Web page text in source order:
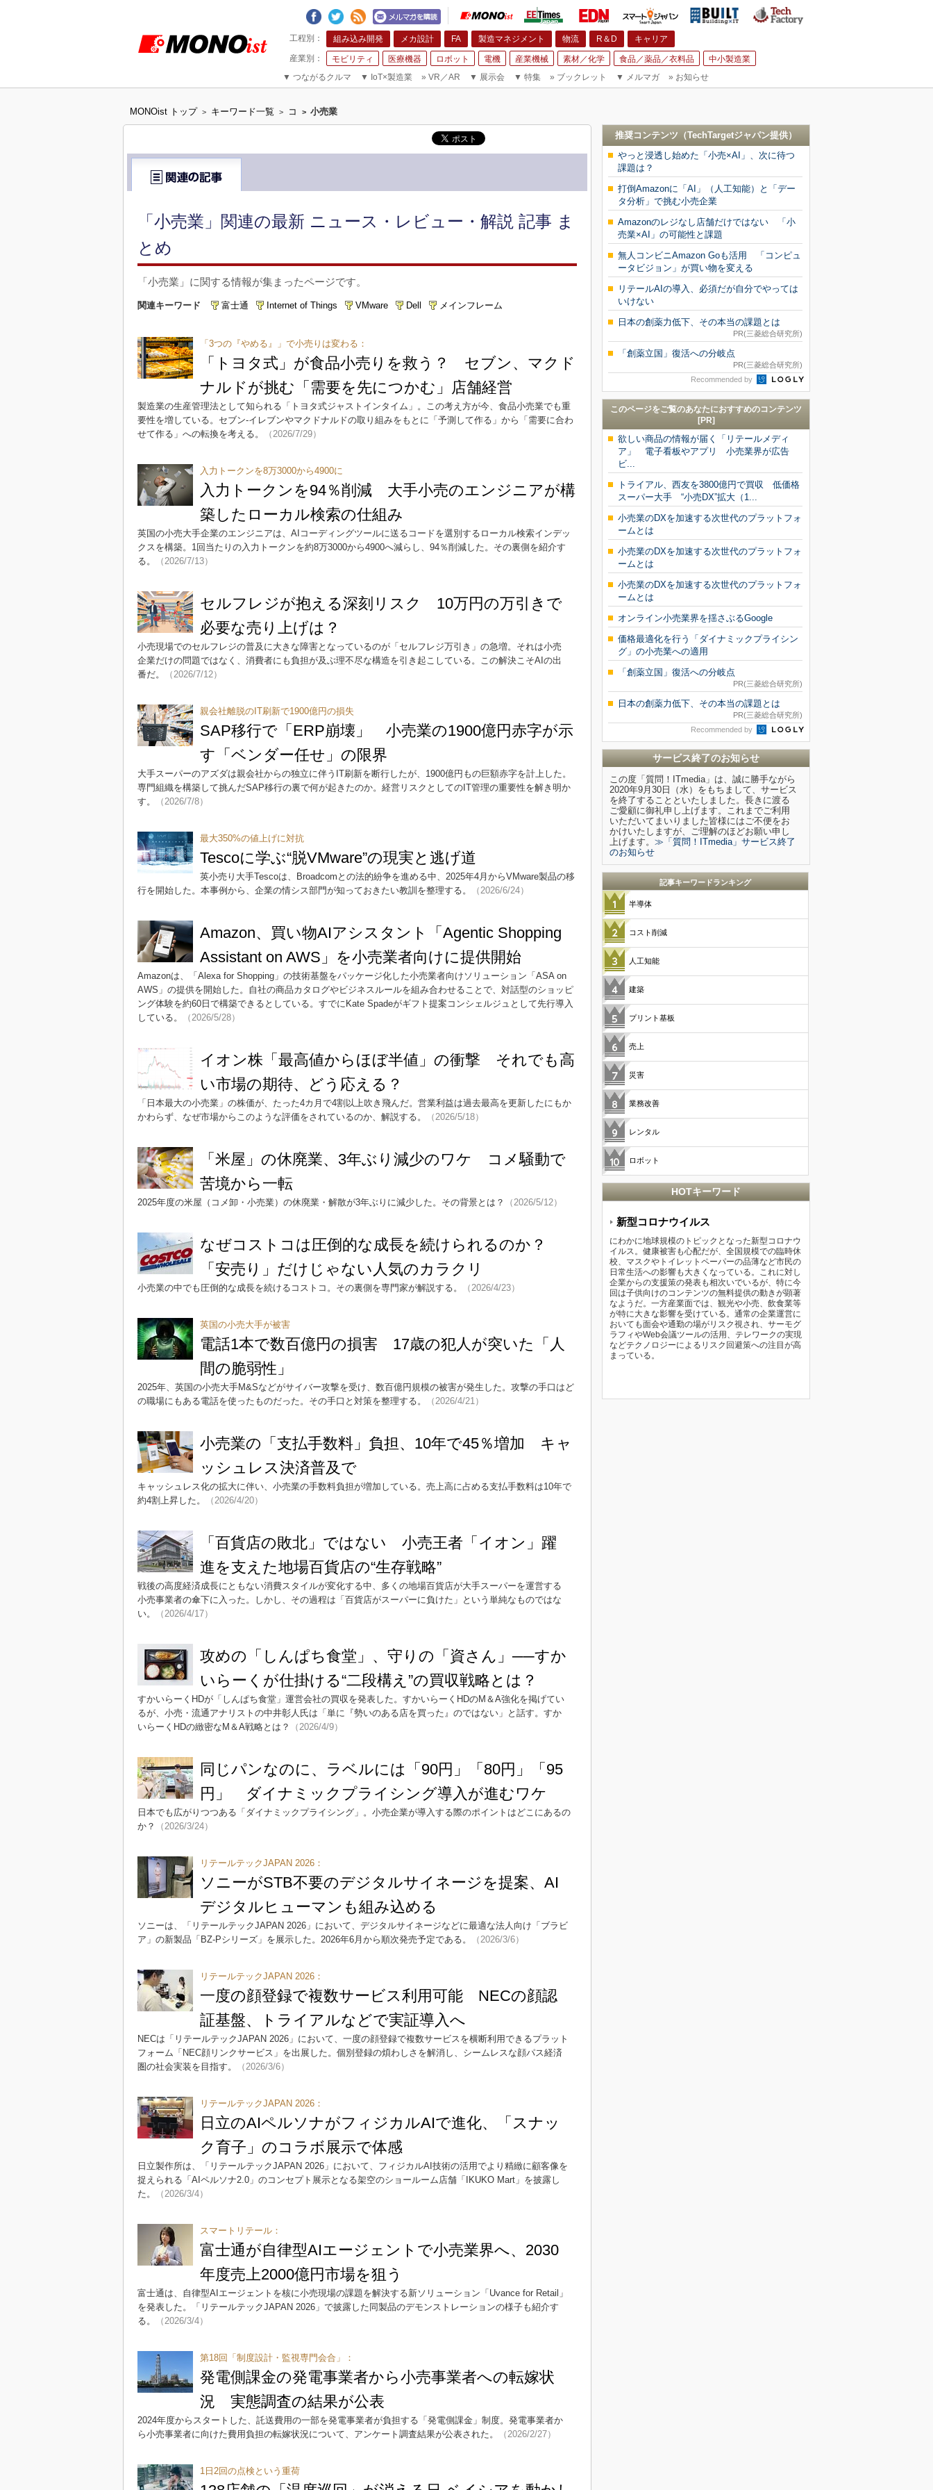
組み込み開発 メカ設計 FA 製造マネジメント 物流 R＆D キャリア
モビリティ 医療機器 ロボット 電機 産業機械 素材／化学 食品／薬品／衣料品
中小製造業
▼ つながるクルマ ▼ IoT×製造業 » VR／AR ▼ 展示会 ▼ 特集 » ブックレット ▼ メルマガ » お知らせ
MONOist トップ > キーワード一覧 > コ > 小売業
「小売業」関連の最新 ニュース・レビュー・解説 記事 ま
とめ
「小売業」に関する情報が集まったページです。
関連キーワード 富士通 Internet of Things VMware Dell メインフレーム
「3つの『やめる』」で小売りは変わる：
「トヨタ式」が食品小売りを救う？ セブン、マクド
ナルドが挑む「需要を先につかむ」店舗経営
製造業の生産管理法として知られる「トヨタ式ジャストインタイム」。この考え方が今、食品小売業でも重
要性を増している。セブン‐イレブンやマクドナルドの取り組みをもとに「予測して作る」から「需要に合わ
せて作る」への転換を考える。
（2026/7/29）
入力トークンを8万3000から4900に
入力トークンを94％削減 大手小売のエンジニアが構
築したローカル検索の仕組み
英国の小売大手企業のエンジニアは、AIコーディングツールに送るコードを選別するローカル検索インデッ
クスを構築。1回当たりの入力トークンを約8万3000から4900へ減らし、94％削減した。その裏側を紹介す
る。
（2026/7/13）
セルフレジが抱える深刻リスク 10万円の万引きで
必要な売り上げは？
小売現場でのセルフレジの普及に大きな障害となっているのが「セルフレジ万引き」の急増。それは小売
企業だけの問題ではなく、消費者にも負担が及ぶ理不尽な構造を引き起こしている。この解決こそAIの出
番だ。
（2026/7/12）
親会社離脱のIT刷新で1900億円の損失
SAP移行で「ERP崩壊」 小売業の1900億円赤字が示
す「ベンダー任せ」の限界
大手スーパーのアズダは親会社からの独立に伴うIT刷新を断行したが、1900億円もの巨額赤字を計上した。
専門組織を構築して挑んだSAP移行の裏で何が起きたのか。経営リスクとしてのIT管理の重要性を解き明か
す。
（2026/7/8）
最大350%の値上げに対抗
Tescoに学ぶ“脱VMware”の現実と逃げ道
英小売り大手Tescoは、Broadcomとの法的紛争を進める中、2025年4月からVMware製品の移
行を開始した。本事例から、企業の情シス部門が知っておきたい教訓を整理する。
（2026/6/24）
Amazon、買い物AIアシスタント「Agentic Shopping
Assistant on AWS」を小売業者向けに提供開始
Amazonは、「Alexa for Shopping」の技術基盤をパッケージ化した小売業者向けソリューション「ASA on
AWS」の提供を開始した。自社の商品カタログやビジネスルールを組み合わせることで、対話型のショッピ
ング体験を約60日で構築できるとしている。すでにKate Spadeがギフト提案コンシェルジュとして先行導入
している。
（2026/5/28）
イオン株「最高値からほぼ半値」の衝撃 それでも高
い市場の期待、どう応える？
「日本最大の小売業」の株価が、たった4カ月で4割以上吹き飛んだ。営業利益は過去最高を更新したにもか
かわらず、なぜ市場からこのような評価をされているのか、解説する。
（2026/5/18）
「米屋」の休廃業、3年ぶり減少のワケ コメ騒動で
苦境から一転
2025年度の米屋（コメ卸・小売業）の休廃業・解散が3年ぶりに減少した。その背景とは？ （2026/5/12）
なぜコストコは圧倒的な成長を続けられるのか？
「安売り」だけじゃない人気のカラクリ
小売業の中でも圧倒的な成長を続けるコストコ。その裏側を専門家が解説する。 （2026/4/23）
英国の小売大手が被害
電話1本で数百億円の損害 17歳の犯人が突いた「人
間の脆弱性」
2025年、英国の小売大手M&Sなどがサイバー攻撃を受け、数百億円規模の被害が発生した。攻撃の手口はど
の職場にもある電話を使ったものだった。その手口と対策を整理する。
（2026/4/21）
小売業の「支払手数料」負担、10年で45％増加 キャ
ッシュレス決済普及で
キャッシュレス化の拡大に伴い、小売業の手数料負担が増加している。売上高に占める支払手数料は10年で
約4割上昇した。
（2026/4/20）
「百貨店の敗北」ではない 小売王者「イオン」躍
進を支えた地場百貨店の“生存戦略”
戦後の高度経済成長にともない消費スタイルが変化する中、多くの地場百貨店が大手スーパーを運営する
小売事業者の傘下に入った。しかし、その過程は「百貨店がスーパーに負けた」という単純なものではな
い。
（2026/4/17）
攻めの「しんぱち食堂」、守りの「資さん」──すか
いらーくが仕掛ける“二段構え”の買収戦略とは？
すかいらーくHDが「しんぱち食堂」運営会社の買収を発表した。すかいらーくHDのM＆A強化を掲げてい
るが、小売・流通アナリストの中井彰人氏は「単に『勢いのある店を買った』のではない」と話す。すか
いらーくHDの緻密なM＆A戦略とは？
（2026/4/9）
同じパンなのに、ラベルには「90円」「80円」「95
円」 ダイナミックプライシング導入が進むワケ
日本でも広がりつつある「ダイナミックプライシング」。小売企業が導入する際のポイントはどこにあるの
か？
（2026/3/24）
リテールテックJAPAN 2026：
ソニーがSTB不要のデジタルサイネージを提案、AI
デジタルヒューマンも組み込める
ソニーは、「リテールテックJAPAN 2026」において、デジタルサイネージなどに最適な法人向け「ブラビ
ア」の新製品「BZ-Pシリーズ」を展示した。2026年6月から順次発売予定である。
（2026/3/6）
リテールテックJAPAN 2026：
一度の顔登録で複数サービス利用可能 NECの顔認
証基盤、トライアルなどで実証導入へ
NECは「リテールテックJAPAN 2026」において、一度の顔登録で複数サービスを横断利用できるプラット
フォーム「NEC顔リンクサービス」を出展した。個別登録の煩わしさを解消し、シームレスな顔パス経済
圏の社会実装を目指す。
（2026/3/6）
リテールテックJAPAN 2026：
日立のAIペルソナがフィジカルAIで進化、「スナッ
ク育子」のコラボ展示で体感
日立製作所は、「リテールテックJAPAN 2026」において、フィジカルAI技術の活用でより精緻に顧客像を
捉えられる「AIペルソナ2.0」のコンセプト展示となる架空のショールーム店舗「IKUKO Mart」を披露し
た。
（2026/3/4）
スマートリテール：
富士通が自律型AIエージェントで小売業界へ、2030
年度売上2000億円市場を狙う
富士通は、自律型AIエージェントを核に小売現場の課題を解決する新ソリューション「Uvance for Retail」
を発表した。「リテールテックJAPAN 2026」で披露した同製品のデモンストレーションの様子も紹介す
る。
（2026/3/4）
第18回「制度設計・監視専門会合」：
発電側課金の発電事業者から小売事業者への転嫁状
況 実態調査の結果が公表
2024年度からスタートした、託送費用の一部を発電事業者が負担する「発電側課金」制度。発電事業者か
ら小売事業者に向けた費用負担の転嫁状況について、アンケート調査結果が公表された。
（2026/2/27）
1日2回の点検という重荷
推奨コンテンツ（TechTargetジャパン提供）
やっと浸透し始めた「小売×AI」、次に待つ
課題は？
打倒Amazonに「AI」（人工知能）と「デー
タ分析」で挑む小売企業
Amazonのレジなし店舗だけではない 「小
売業×AI」の可能性と課題
無人コンビニAmazon Goも活用 「コンピュ
ータビジョン」が買い物を変える
リテールAIの導入、必須だが自分でやっては
いけない
日本の創薬力低下、その本当の課題とは
PR(三菱総合研究所)
「創薬立国」復活への分岐点
PR(三菱総合研究所)
Recommended by
このページをご覧のあなたにおすすめのコンテンツ
[PR]
欲しい商品の情報が届く「リテールメディ
ア」 電子看板やアプリ 小売業界が広告
ビ...
トライアル、西友を3800億円で買収 低価格
スーパー大手 “小売DX”拡大（1...
小売業のDXを加速する次世代のプラットフォ
ームとは
小売業のDXを加速する次世代のプラットフォ
ームとは
小売業のDXを加速する次世代のプラットフォ
ームとは
オンライン小売業界を揺さぶるGoogle
価格最適化を行う「ダイナミックプライシン
グ」の小売業への適用
「創薬立国」復活への分岐点
PR(三菱総合研究所)
日本の創薬力低下、その本当の課題とは
PR(三菱総合研究所)
Recommended by
サービス終了のお知らせ
この度「質問！ITmedia」は、誠に勝手ながら
2020年9月30日（水）をもちまして、サービス
を終了することといたしました。長きに渡る
ご愛顧に御礼申し上げます。これまでご利用
いただいてまいりました皆様にはご不便をお
かけいたしますが、ご理解のほどお願い申し
上げます。 ≫「質問！ITmedia」サービス終了
のお知らせ
記事キーワードランキング
半導体
コスト削減
人工知能
建築
プリント基板
売上
災害
業務改善
レンタル
ロボット
HOTキーワード
新型コロナウイルス
にわかに地球規模のトピックとなった新型コロナウ
イルス。健康被害も心配だが、全国規模での臨時休
校、マスクやトイレットペーパーの品薄など市民の
日常生活への影響も大きくなっている。これに対し
企業からの支援策の発表も相次いでいるが、特に今
回は子供向けのコンテンツの無料提供の動きが顕著
なようだ。一方産業面では、観光や小売、飲食業等
が特に大きな影響を受けている。通常の企業運営に
おいても面会や通勤の場がリスク視され、サーモグ
ラフィやWeb会議ツールの活用、テレワークの実現
などテクノロジーによるリスク回避策への注目が高
まっている。